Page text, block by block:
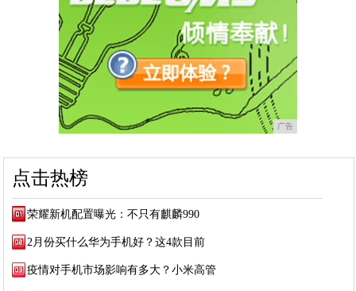
广告
点击热榜
荣耀新机配置曝光：不只有麒麟990
2月份买什么华为手机好？这4款目前
疫情对手机市场影响有多大？小米高管